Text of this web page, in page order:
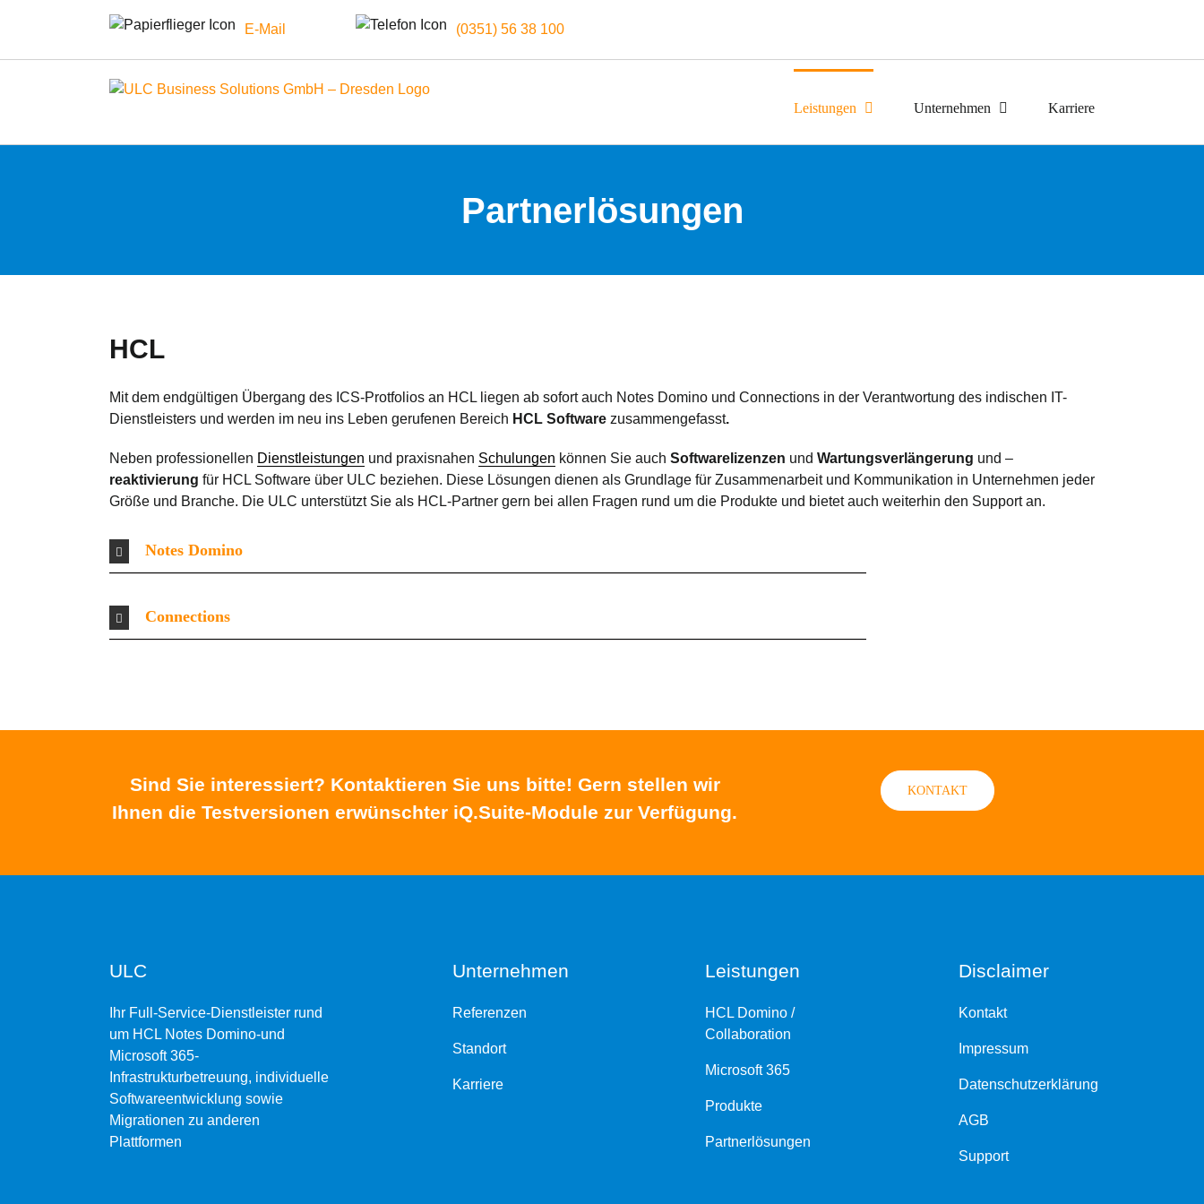
E-Mail (0351) 56 38 100
Leistungen Unternehmen Karriere
Partnerlösungen
HCL
Mit dem endgültigen Übergang des ICS-Protfolios an HCL liegen ab sofort auch Notes Domino und Connections in der Verantwortung des indischen IT-
Dienstleisters und werden im neu ins Leben gerufenen Bereich HCL Software zusammengefasst.
Neben professionellen Dienstleistungen und praxisnahen Schulungen können Sie auch Softwarelizenzen und Wartungsverlängerung und –
reaktivierung für HCL Software über ULC beziehen. Diese Lösungen dienen als Grundlage für Zusammenarbeit und Kommunikation in Unternehmen jeder
Größe und Branche. Die ULC unterstützt Sie als HCL-Partner gern bei allen Fragen rund um die Produkte und bietet auch weiterhin den Support an.
Notes Domino
Connections
Sind Sie interessiert? Kontaktieren Sie uns bitte! Gern stellen wir
Ihnen die Testversionen erwünschter iQ.Suite-Module zur Verfügung.
KONTAKT
ULC
Ihr Full-Service-Dienstleister rund
um HCL Notes Domino-und
Microsoft 365-
Infrastrukturbetreuung, individuelle
Softwareentwicklung sowie
Migrationen zu anderen
Plattformen
Unternehmen
Referenzen
Standort
Karriere
Leistungen
HCL Domino /
Collaboration
Microsoft 365
Produkte
Partnerlösungen
Disclaimer
Kontakt
Impressum
Datenschutzerklärung
AGB
Support